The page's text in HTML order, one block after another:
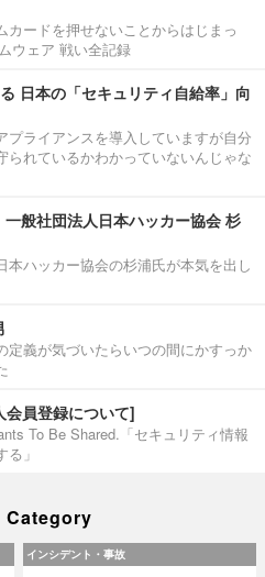
カードを押せないことからはじまっ
ウェア 戦い全記録
日本の「セキュリティ自給率」向
プライアンスを導入していますが自分
られているかわかっていないんじゃな
一般社団法人日本ハッカー協会 杉
本ハッカー協会の杉浦氏が本気を出し
定義が気づいたらいつの間にかすっか
員登録について]
To Be Shared.「セキュリティ情報
」
Category
インシデント・事故